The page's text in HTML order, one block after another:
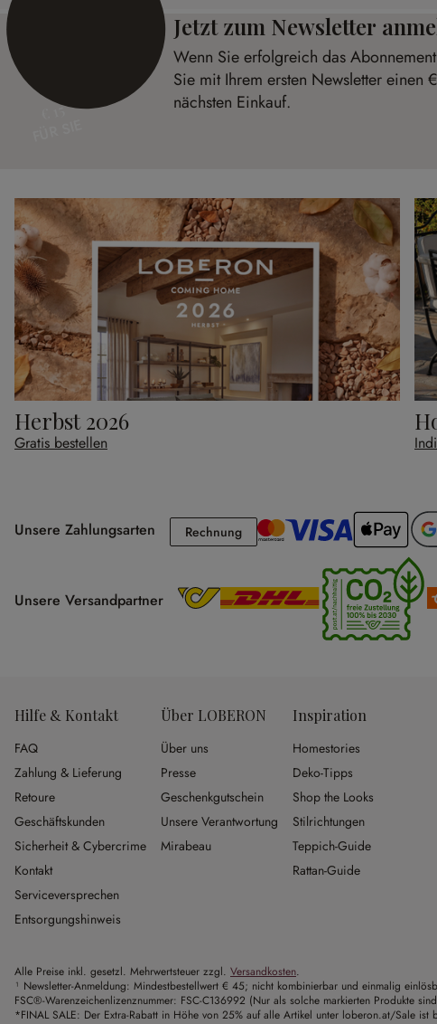
€ 15
Jetzt zum Newsletter
Wenn Sie erfolgreich das
Sie mit Ihrem ersten Newsletter einen
nächsten Einkauf.
Herbst 2026
Gratis bestellen
Unsere Zahlungsarten RechnungRechnung
Unsere Versandpartner
Hilfe & Kontakt
FAQ
Zahlung & Lieferung
Retoure
Geschäftskunden
Sicherheit & Cybercrime
Kontakt
Serviceversprechen
Entsorgungshinweis
Über LOBERON
Über uns
Presse
Geschenkgutschein
Unsere Verantwortung
Mirabeau
Inspiration
Homestories
Deko-Tipps
Shop the Looks
Stilrichtungen
Teppich-Guide
Rattan-Guide
Alle Preise inkl. gesetzl. Mehrwertsteuer zzgl. Versandkosten.
¹ Newsletter-Anmeldung: Mindestbestellwert € 45; nicht kombinierbar und einmalig
FSC®-Warenzeichenlizenznummer: FSC-C136992 (Nur als solche markierten Produkte
*FINAL SALE: Der Extra-Rabatt in Höhe von 25% auf alle Artikel unter loberon.at/Sale